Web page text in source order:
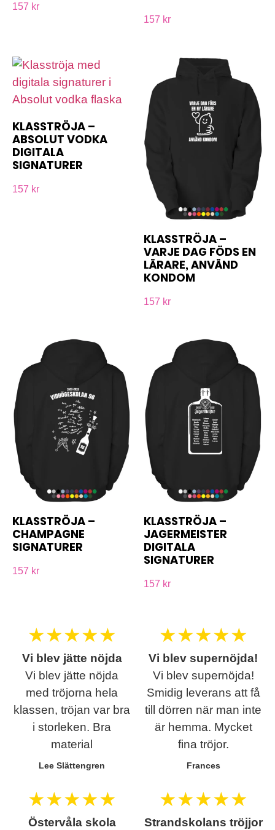
157 kr
157 kr
KLASSTRÖJA –
ABSOLUT VODKA
DIGITALA
SIGNATURER
157 kr
KLASSTRÖJA –
VARJE DAG FÖDS EN
LÄRARE, ANVÄND
KONDOM
157 kr
KLASSTRÖJA –
CHAMPAGNE
SIGNATURER
157 kr
KLASSTRÖJA –
JAGERMEISTER
DIGITALA
SIGNATURER
157 kr
★★★★★
Vi blev jätte nöjda
Vi blev jätte nöjda
med tröjorna hela
klassen, tröjan var bra
i storleken. Bra
material
Lee Slättengren
★★★★★
Vi blev supernöjda!
Vi blev supernöjda!
Smidig leverans att få
till dörren när man inte
är hemma. Mycket
fina tröjor.
Frances
★★★★★
Östervåla skola
★★★★★
Strandskolans tröjjor